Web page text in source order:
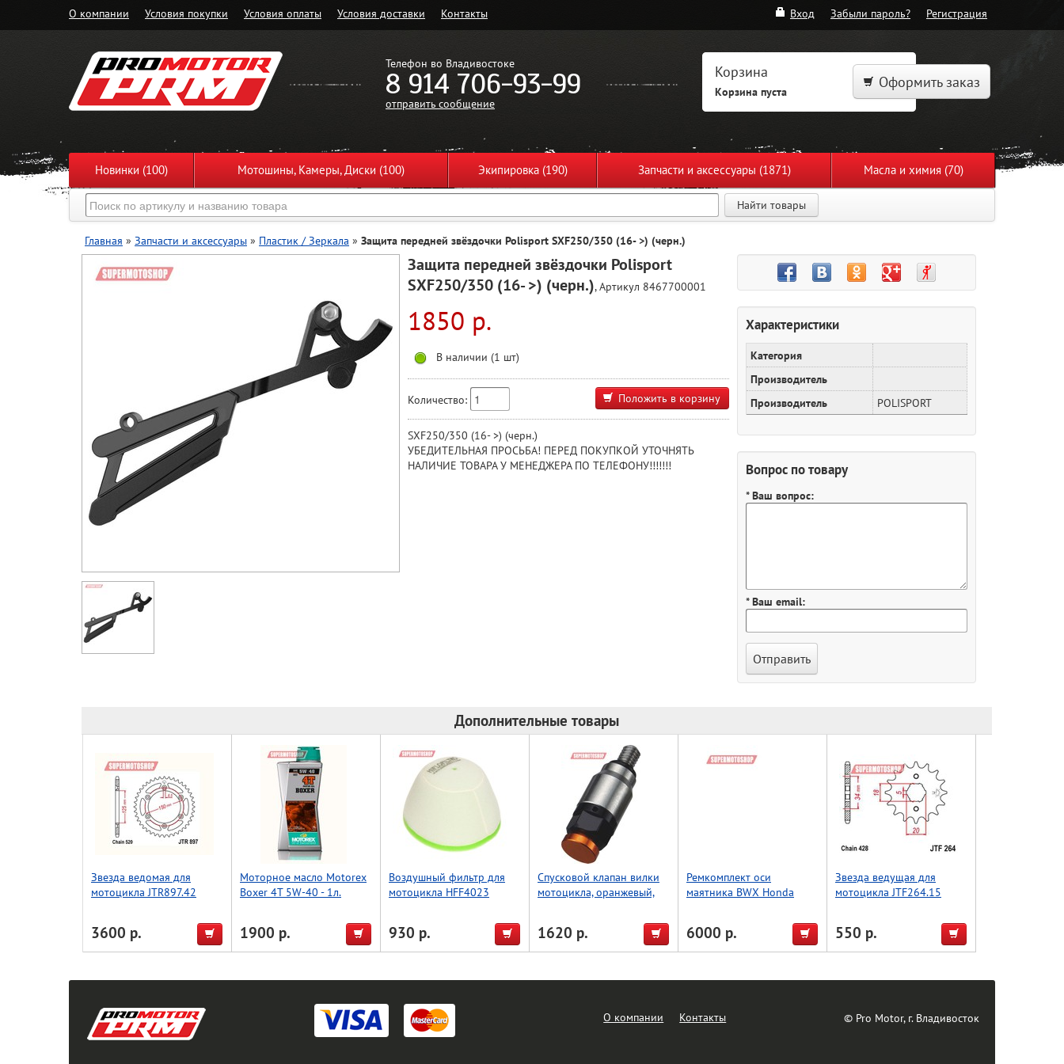
О компании Условия покупки Условия оплаты Условия доставки Контакты Вход Забыли пароль? Регистрация
Телефон во Владивостоке
8 914 706-93-99
отправить сообщение
Корзина
Корзина пуста
Оформить заказ
Новинки (100) Мотошины, Камеры, Диски (100) Экипировка (190) Запчасти и аксессуары (1871) Масла и химия (70)
Найти товары
Главная » Запчасти и аксессуары » Пластик / Зеркала » Защита передней звёздочки Polisport SXF250/350 (16- >) (черн.)
Защита передней звёздочки Polisport
SXF250/350 (16- >) (черн.), Артикул 8467700001
1850 р.
В наличии (1 шт)
Количество: Положить в корзину
SXF250/350 (16- >) (черн.)
УБЕДИТЕЛЬНАЯ ПРОСЬБА! ПЕРЕД ПОКУПКОЙ УТОЧНЯТЬ
НАЛИЧИЕ ТОВАРА У МЕНЕДЖЕРА ПО ТЕЛЕФОНУ!!!!!!!
Характеристики
Категория
Производитель
Производитель
POLISPORT
Вопрос по товару
* Ваш вопрос:
* Ваш email:
Дополнительные товары
Звезда ведомая для
мотоцикла JTR897.42
3600 р.
Моторное масло Motorex
Boxer 4T 5W-40 - 1л.
1900 р.
Воздушный фильтр для
мотоцикла HFF4023
930 р.
Спусковой клапан вилки
мотоцикла, оранжевый,
1620 р.
Ремкомплект оси
маятника BWX Honda
6000 р.
Звезда ведущая для
мотоцикла JTF264.15
550 р.
О компании Контакты © Pro Motor, г. Владивосток